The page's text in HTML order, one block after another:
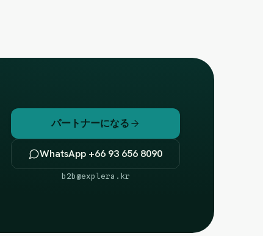
パートナーになる
WhatsApp +66 93 656 8090
b2b@explera.kr